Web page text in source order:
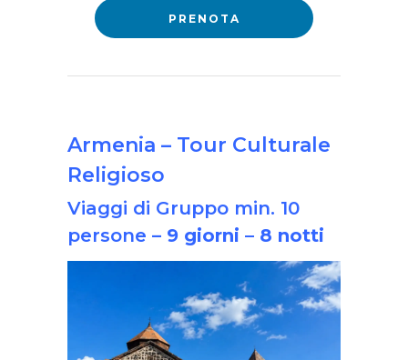
PRENOTA
Armenia – Tour Culturale
Religioso
Viaggi di Gruppo min. 10
persone – 9 giorni – 8 notti